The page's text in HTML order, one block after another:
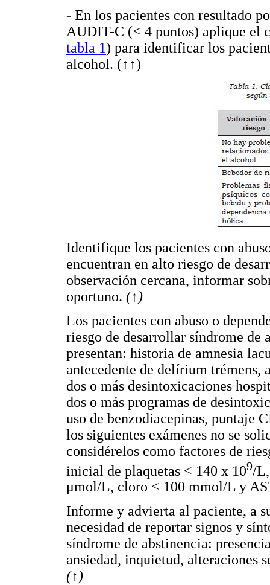
- En los pacientes con resultado
AUDIT-C (< 4 puntos) aplique el
tabla 1) para identificar los
alcohol. (↑↑)
Identifique los pacientes con
encuentran en alto riesgo de
observación cercana, informar
oportuno. (↑)
Los pacientes con abuso o
riesgo de desarrollar síndrome de
presentan: historia de amnesia
antecedente de delírium trémens,
dos o más desintoxicaciones
dos o más programas de
uso de benzodiacepinas, puntaje
los siguientes exámenes no se
considérelos como factores de
inicial de plaquetas < 140 x 109/
μmol/L, cloro < 100 mmol/L y
Informe y advierta al paciente, a
necesidad de reportar signos y
síndrome de abstinencia:
ansiedad, inquietud, alteraciones
(↑)